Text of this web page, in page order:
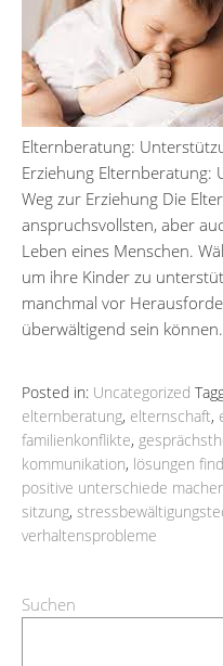
Elternberatung:
Erziehung
Weg zur Erziehung Die
anspruchsvollsten, aber
Leben eines Menschen.
um ihre Kinder zu
manchmal vor
überwältigend sein
Posted in: Uncategorized
elternberatung, elternschaft,
familienkonflikte,
kommunikation, lösungen
positive unterschiede
sitzung,
verhaltensprobleme
Suchen